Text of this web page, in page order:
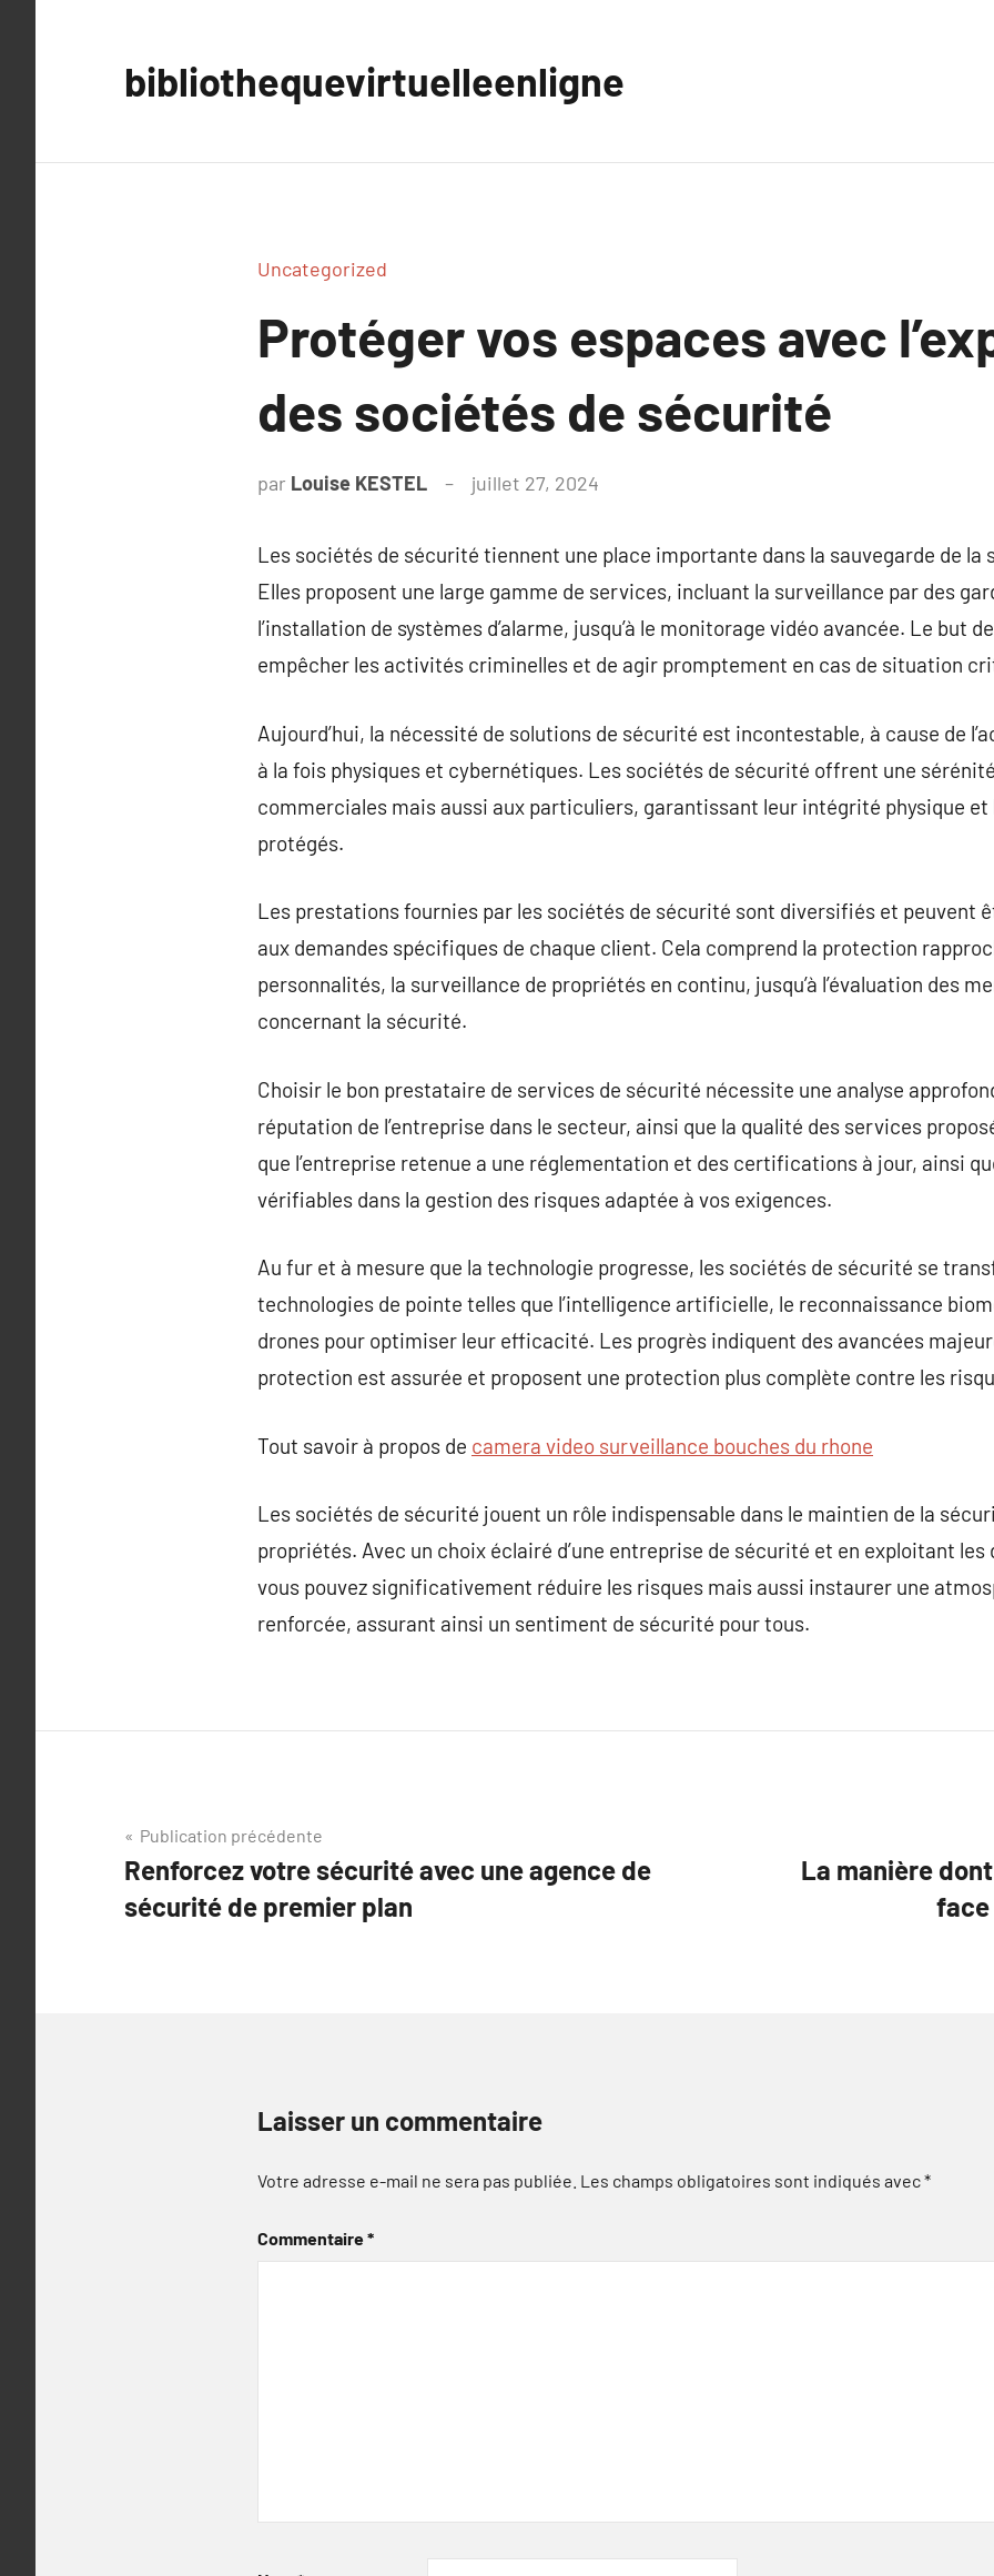
bibliothequevirtuelleenligne
Uncategorized
Protéger vos espaces avec
des sociétés de sécurité
par Louise KESTEL juillet 27, 2024
Les sociétés de sécurité tiennent une place importante dans la sauvegarde de la
Elles proposent une large gamme de services, incluant la surveillance par des
l’installation de systèmes d’alarme, jusqu’à le monitorage vidéo avancée. Le but
empêcher les activités criminelles et de agir promptement en cas de situation
Aujourd’hui, la nécessité de solutions de sécurité est incontestable, à cause de
à la fois physiques et cybernétiques. Les sociétés de sécurité offrent une
commerciales mais aussi aux particuliers, garantissant leur intégrité physique et
protégés.
Les prestations fournies par les sociétés de sécurité sont diversifiés et peuvent
aux demandes spécifiques de chaque client. Cela comprend la protection
personnalités, la surveillance de propriétés en continu, jusqu’à l’évaluation des
concernant la sécurité.
Choisir le bon prestataire de services de sécurité nécessite une analyse
réputation de l’entreprise dans le secteur, ainsi que la qualité des services
que l’entreprise retenue a une réglementation et des certifications à jour, ainsi
vérifiables dans la gestion des risques adaptée à vos exigences.
Au fur et à mesure que la technologie progresse, les sociétés de sécurité se
technologies de pointe telles que l’intelligence artificielle, le reconnaissance
drones pour optimiser leur efficacité. Les progrès indiquent des avancées
protection est assurée et proposent une protection plus complète contre les
Tout savoir à propos de camera video surveillance bouches du rhone
Les sociétés de sécurité jouent un rôle indispensable dans le maintien de la
propriétés. Avec un choix éclairé d’une entreprise de sécurité et en exploitant
vous pouvez significativement réduire les risques mais aussi instaurer une
renforcée, assurant ainsi un sentiment de sécurité pour tous.
Navigation
de
l’article
Publication précédente
Renforcez votre sécurité avec une agence de
sécurité de premier plan
La manière
face
Laisser un commentaire
Votre adresse e-mail ne sera pas publiée. Les champs obligatoires sont indiqués avec*
Commentaire*